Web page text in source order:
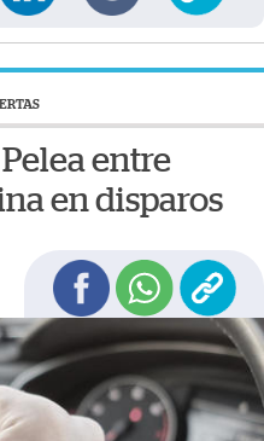
entre
en disparos